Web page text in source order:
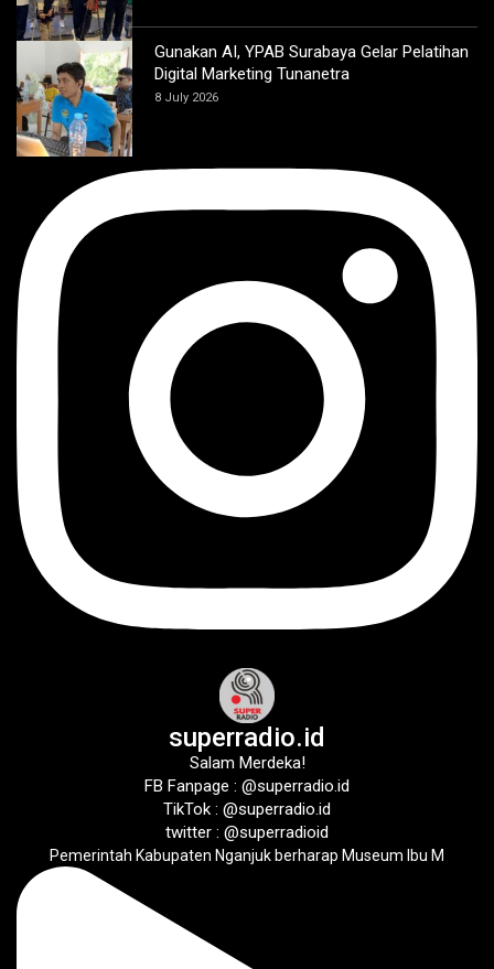
Gunakan AI, YPAB Surabaya Gelar Pelatihan
Digital Marketing Tunanetra
8 July 2026
superradio.id
Salam Merdeka!
FB Fanpage : @superradio.id
TikTok : @superradio.id
twitter : @superradioid
Pemerintah Kabupaten Nganjuk berharap Museum Ibu M